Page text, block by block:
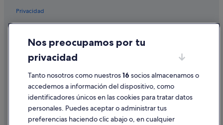
Privacidad
Condiciones de uso
Información legal/contacto
Pautas sobre el contenido y cómo denunciar contenido
Ayuda
Nos preocupamos por tu
privacidad
Tanto nosotros como nuestros16 socios almacenamos o
accedemos a información del dispositivo, como
identificadores únicos en las cookies para tratar datos
personales. Puedes aceptar o administrar tus
preferencias haciendo clic abajo o, en cualquier